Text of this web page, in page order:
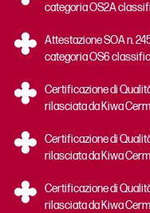
categoria OS2A
Attestazione SOA n.
categoria OS6
Certificazione di
rilasciata da Kiwa
Certificazione di
rilasciata da Kiwa
Certificazione di
rilasciata da Kiwa